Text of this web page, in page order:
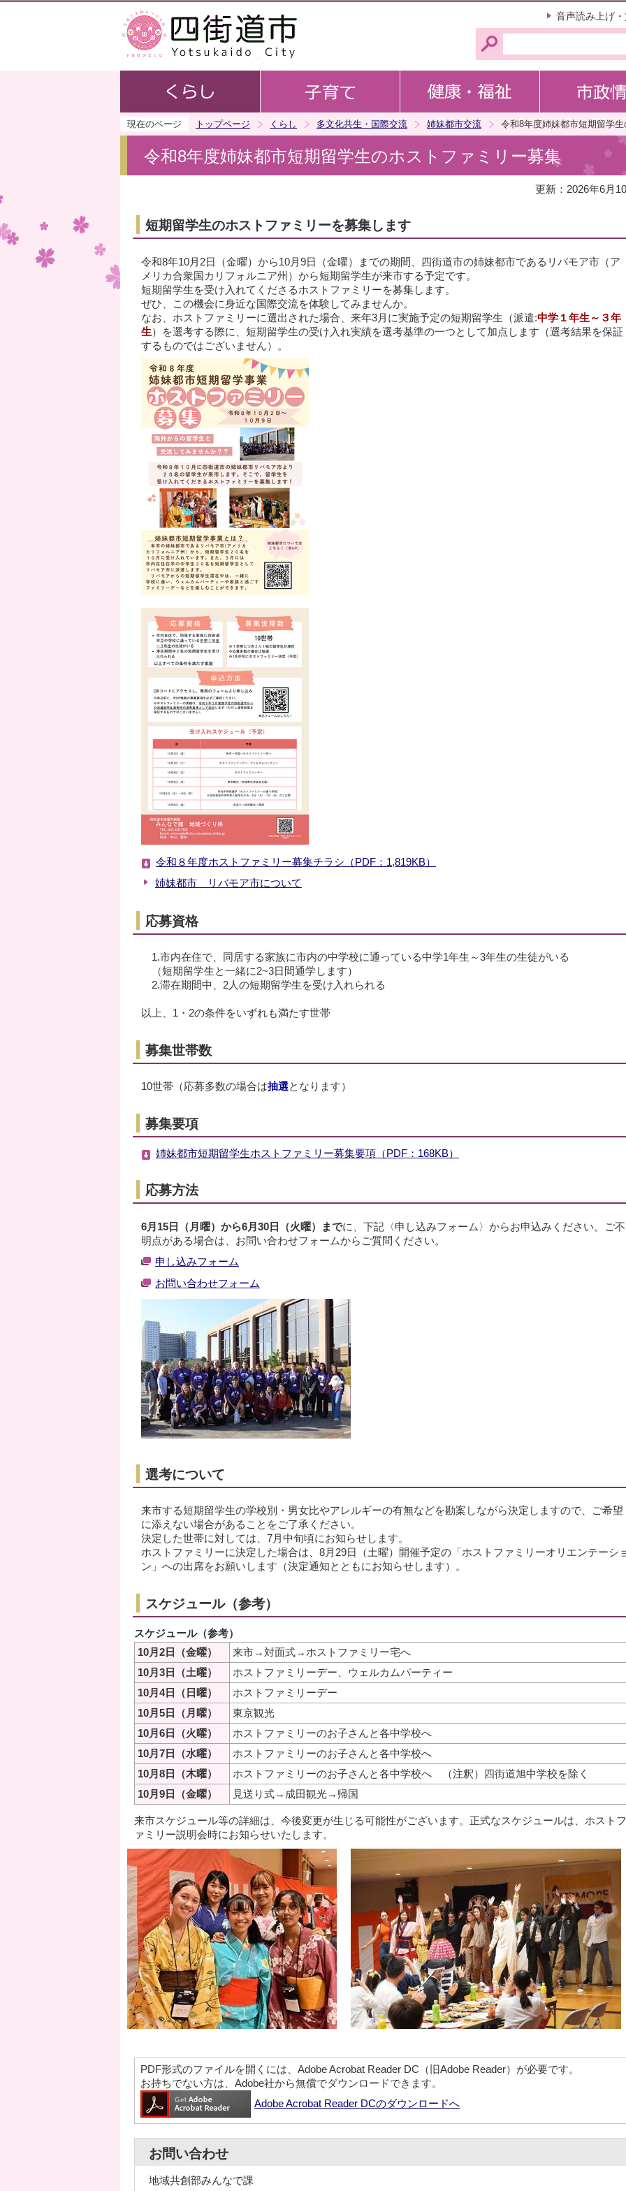
音声読み上げ
現在のページ トップページ くらし 多文化共生・国際交流 姉妹都市交流 令和8年度姉妹都市短期留学
令和8年度姉妹都市短期留学生のホストファミリー募集
更新：2026年6月
短期留学生のホストファミリーを募集します
令和8年10月2日（金曜）から10月9日（金曜）までの期間、四街道市の姉妹都市であるリバモア市（ア
メリカ合衆国カリフォルニア州）から短期留学生が来市する予定です。
短期留学生を受け入れてくださるホストファミリーを募集します。
ぜひ、この機会に身近な国際交流を体験してみませんか。
なお、ホストファミリーに選出された場合、来年3月に実施予定の短期留学生（派遣:中学１年生～３年
生）を選考する際に、短期留学生の受け入れ実績を選考基準の一つとして加点します（選考結果を保証
するものではございません）。
令和８年度ホストファミリー募集チラシ（PDF：1,819KB）
姉妹都市 リバモア市について
応募資格
1.市内在住で、同居する家族に市内の中学校に通っている中学1年生～3年生の生徒がいる
（短期留学生と一緒に2~3日間通学します）
2.滞在期間中、2人の短期留学生を受け入れられる
以上、1・2の条件をいずれも満たす世帯
募集世帯数
10世帯（応募多数の場合は抽選となります）
募集要項
姉妹都市短期留学生ホストファミリー募集要項（PDF：168KB）
応募方法
6月15日（月曜）から6月30日（火曜）までに、下記〈申し込みフォーム〉からお申込みください。ご不
明点がある場合は、お問い合わせフォームからご質問ください。
申し込みフォーム
お問い合わせフォーム
選考について
来市する短期留学生の学校別・男女比やアレルギーの有無などを勘案しながら決定しますので、ご希望
に添えない場合があることをご了承ください。
決定した世帯に対しては、7月中旬頃にお知らせします。
ホストファミリーに決定した場合は、8月29日（土曜）開催予定の「ホストファミリーオリエンテーシ
ン」への出席をお願いします（決定通知とともにお知らせします）。
スケジュール（参考）
スケジュール（参考）
10月2日（金曜）
来市→対面式→ホストファミリー宅へ
10月3日（土曜）
ホストファミリーデー、ウェルカムパーティー
10月4日（日曜）
ホストファミリーデー
10月5日（月曜）
東京観光
10月6日（火曜）
ホストファミリーのお子さんと各中学校へ
10月7日（水曜）
ホストファミリーのお子さんと各中学校へ
10月8日（木曜）
ホストファミリーのお子さんと各中学校へ （注釈）四街道旭中学校を除く
10月9日（金曜）
見送り式→成田観光→帰国
来市スケジュール等の詳細は、今後変更が生じる可能性がございます。正式なスケジュールは、ホストフ
ァミリー説明会時にお知らせいたします。
PDF形式のファイルを開くには、Adobe Acrobat Reader DC（旧Adobe Reader）が必要です。
お持ちでない方は、Adobe社から無償でダウンロードできます。
Adobe Acrobat Reader DCのダウンロードへ
お問い合わせ
地域共創部みんなで課